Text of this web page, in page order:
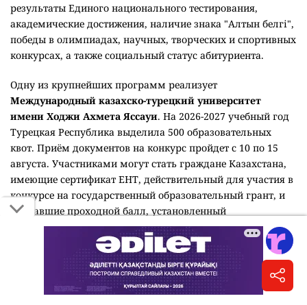
результаты Единого национального тестирования,
академические достижения, наличие знака "Алтын белгі",
победы в олимпиадах, научных, творческих и спортивных
конкурсах, а также социальный статус абитуриента.
Одну из крупнейших программ реализует
Международный казахско-турецкий университет
имени Ходжи Ахмета Яссауи. На 2026-2027 учебный год
Турецкая Республика выделила 500 образовательных
квот. Приём документов на конкурс пройдет с 10 по 15
августа. Участниками могут стать граждане Казахстана,
имеющие сертификат ЕНТ, действительный для участия в
конкурсе на государственный образовательный грант, и
набравшие проходной балл, установленный
университетом.
Кызылординский университет имени Коркыт ата
выделил 125 внутренних грантов победителям олимпиад
по IT-направлениям, проектов и конкурсов среди